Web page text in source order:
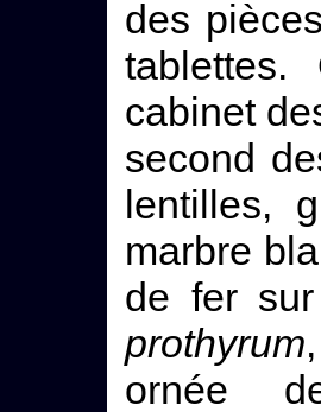
des
cabinet
second
lentilles,
marbre
de fer
prothyrum
ornée